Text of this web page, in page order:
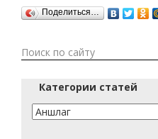
Поделиться…
Категории статей